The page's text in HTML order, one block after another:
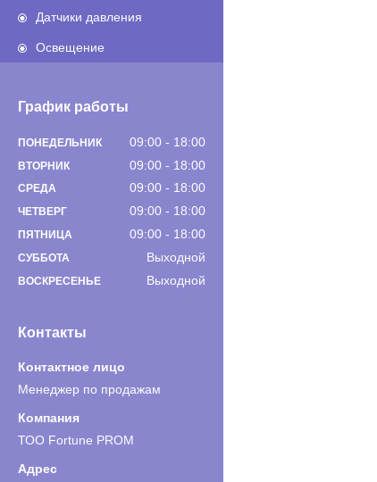
Датчики давления
Освещение
График работы
ПОНЕДЕЛЬНИК 09:00 18:00
ВТОРНИК 09:00 18:00
СРЕДА 09:00 18:00
ЧЕТВЕРГ 09:00 18:00
ПЯТНИЦА 09:00 18:00
СУББОТА Выходной
ВОСКРЕСЕНЬЕ Выходной
Контакты
Менеджер по продажам
ТОО Fortune PROM